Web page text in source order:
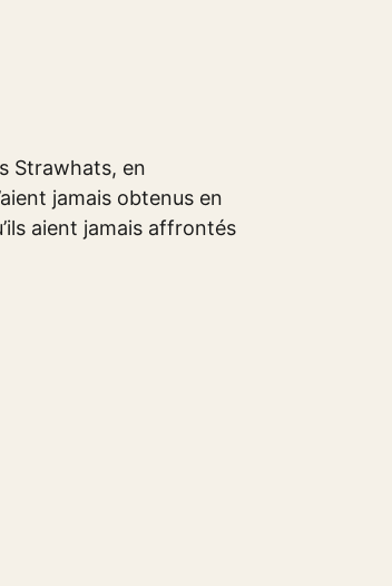
Strawhats, en
jamais obtenus en
aient jamais affrontés